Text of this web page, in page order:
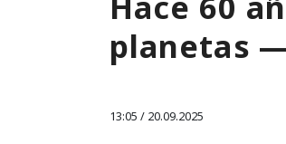
planetas
13:05 / 20.09.2025